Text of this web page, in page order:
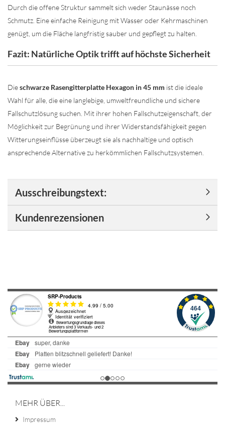
Durch die offene Struktur sammelt sich weder Staunässe noch
Schmutz. Eine einfache Reinigung mit Wasser oder Kehrmaschinen
genügt, um die Fläche langfristig sauber und gepflegt zu halten.
Fazit: Natürliche Optik trifft auf höchste Sicherheit
Dieschwarze Rasengitterplatte Hexagon in 45 mm ist die ideale
Wahl für alle, die eine langlebige, umweltfreundliche und sichere
Fallschutzlösung suchen. Mit ihrer hohen Fallschutzeigenschaft, der
Möglichkeit zur Begrünung und ihrer Widerstandsfähigkeit gegen
Witterungseinflüsse überzeugt sie als nachhaltige und optisch
ansprechende Alternative zu herkömmlichen Fallschutzsystemen.
Ausschreibungstext:
Kundenrezensionen
MEHR ÜBER...
Impressum